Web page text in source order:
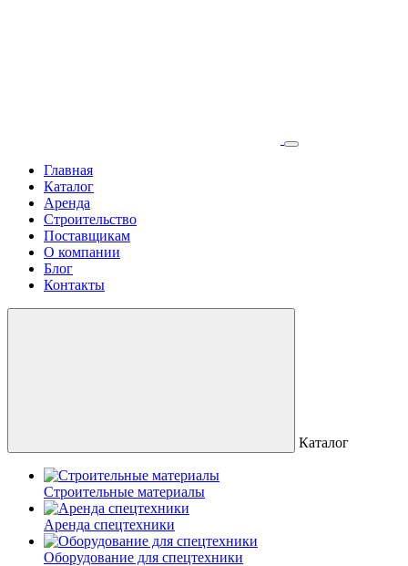
Главная
Каталог
Аренда
Строительство
Поставщикам
О компании
Блог
Контакты
Каталог
Строительные материалы
Аренда спецтехники
Оборудование для спецтехники